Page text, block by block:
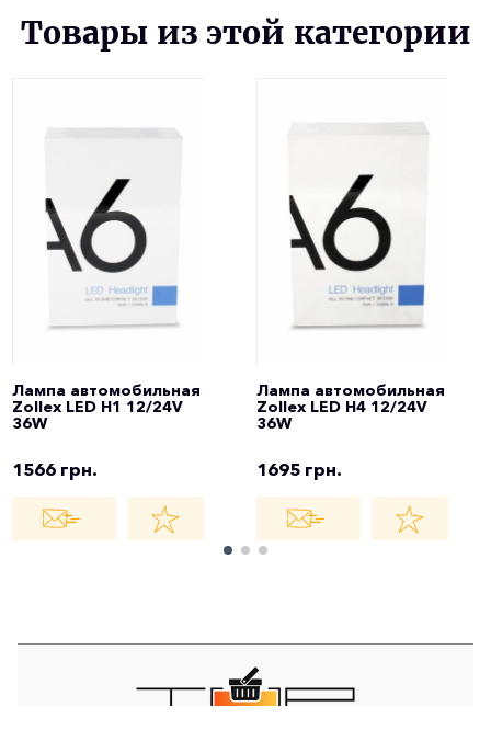
Товары из этой категории
Лампа автомобильная
Zollex LED H1 12/24V
36W
1566 грн.
Лампа автомобильная
Zollex LED H4 12/24V
36W
1695 грн.